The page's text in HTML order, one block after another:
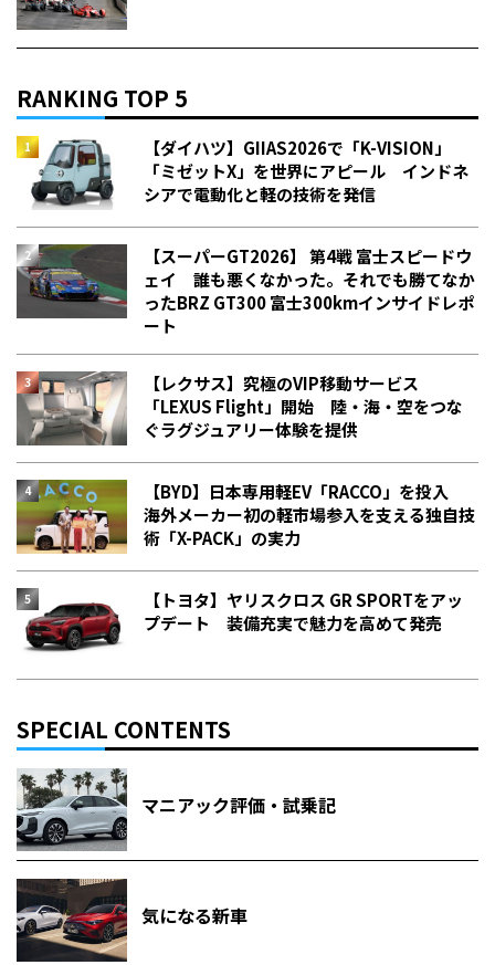
RANKING TOP 5
【ダイハツ】GIIAS2026で「K-VISION」
「ミゼットX」を世界にアピール インドネ
シアで電動化と軽の技術を発信
【スーパーGT2026】 第4戦 富士スピードウ
ェイ 誰も悪くなかった。それでも勝てなか
った――BRZ GT300 富士300kmインサイドレポ
ート
【レクサス】究極のVIP移動サービス
「LEXUS Flight」開始 陸・海・空をつな
ぐラグジュアリー体験を提供
【BYD】日本専用軽EV「RACCO」を投入
海外メーカー初の軽市場参入を支える独自技
術「X-PACK」の実力
【トヨタ】ヤリスクロス GR SPORTをアッ
プデート 装備充実で魅力を高めて発売
SPECIAL CONTENTS
マニアック評価・試乗記
気になる新車